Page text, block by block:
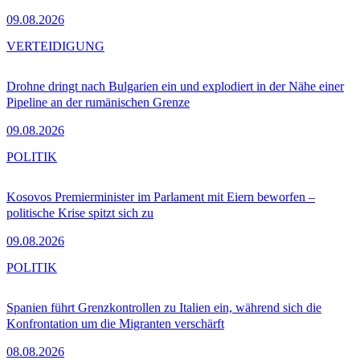
09.08.2026
Drohne dringt nach Bulgarien ein und explodiert in der Nähe einer
Pipeline an der rumänischen Grenze
09.08.2026
VERTEIDIGUNG
Kosovos Premierminister im Parlament mit Eiern beworfen –
politische Krise spitzt sich zu
09.08.2026
POLITIK
Spanien führt Grenzkontrollen zu Italien ein, während sich die
Konfrontation um die Migranten verschärft
08.08.2026
POLITIK